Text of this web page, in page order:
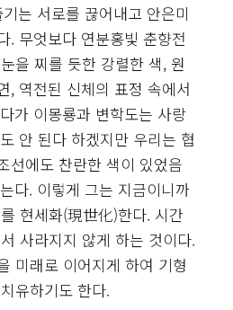
는 서로를 끊어내고 안은미
. 무엇보다 연분홍빛 춘향전
을 찌를 듯한 강렬한 색, 원
, 역전된 신체의 표정 속에서
가 이몽룡과 변학도는 사랑
안 된다 하겠지만 우리는 협
선에도 찬란한 색이 있었음
다. 이렇게 그는 지금이니까
현세화(現世化)한다. 시간
사라지지 않게 하는 것이다.
미래로 이어지게 하여 기형
유하기도 한다.